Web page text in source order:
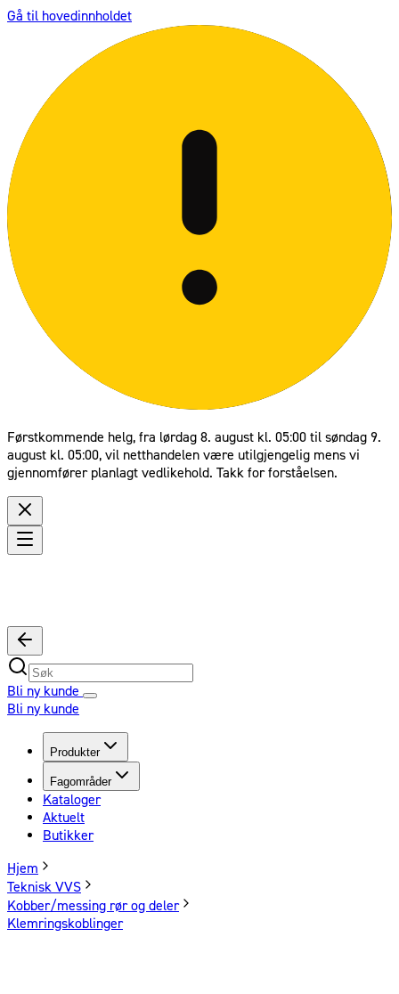
Gå til hovedinnholdet
Førstkommende helg, fra lørdag 8. august kl. 05:00 til søndag 9.
august kl. 05:00, vil netthandelen være utilgjengelig mens vi
gjennomfører planlagt vedlikehold. Takk for forståelsen.
Bli ny kunde
Bli ny kunde
Produkter
Fagområder
Kataloger
Aktuelt
Butikker
Hjem
Teknisk VVS
Kobber/messing rør og deler
Klemringskoblinger